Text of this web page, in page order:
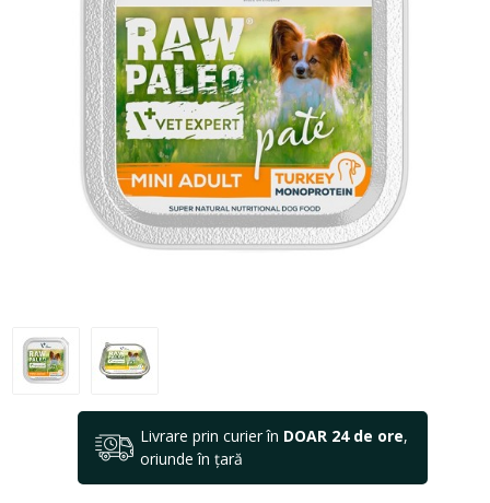
Livrare prin curier în DOAR 24 de ore,
oriunde în țară